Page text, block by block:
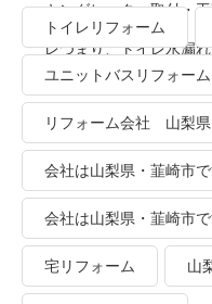
キングヒーター取付・
レつまり、トイレ水漏
業者・会社 ＴＯＴＯリ
トイレリフォーム
ユニットバスリフォーム
リフォーム会社 山梨県
会社は山梨県・韮崎市
会社は山梨県・韮崎市で
宅リフォーム 山